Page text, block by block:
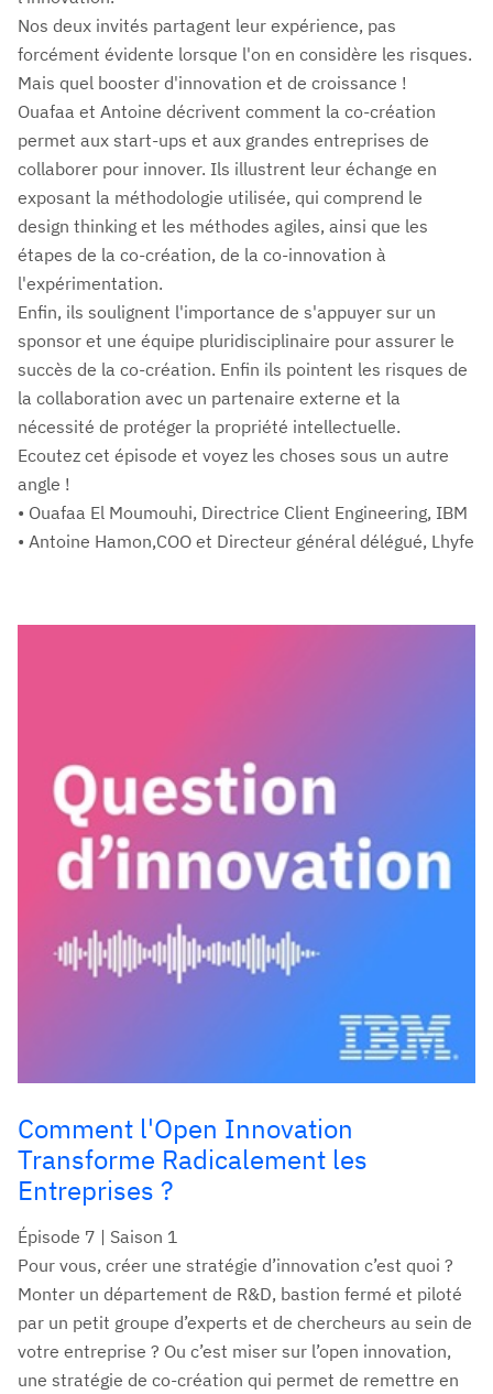
Nos deux invités partagent leur expérience, pas
forcément évidente lorsque l'on en considère les risques.
Mais quel booster d'innovation et de croissance !
Ouafaa et Antoine décrivent comment la co-création
permet aux start-ups et aux grandes entreprises de
collaborer pour innover. Ils illustrent leur échange en
exposant la méthodologie utilisée, qui comprend le
design thinking et les méthodes agiles, ainsi que les
étapes de la co-création, de la co-innovation à
l'expérimentation.
Enfin, ils soulignent l'importance de s'appuyer sur un
sponsor et une équipe pluridisciplinaire pour assurer le
succès de la co-création. Enfin ils pointent les risques de
la collaboration avec un partenaire externe et la
nécessité de protéger la propriété intellectuelle.
Ecoutez cet épisode et voyez les choses sous un autre
angle !
• Ouafaa El Moumouhi, Directrice Client Engineering, IBM
• Antoine Hamon,COO et Directeur général délégué, Lhyfe
Comment l'Open Innovation
Transforme Radicalement les
Entreprises ?
Épisode 7 | Saison 1
Pour vous, créer une stratégie d’innovation c’est quoi ?
Monter un département de R&D, bastion fermé et piloté
par un petit groupe d’experts et de chercheurs au sein de
votre entreprise ? Ou c’est miser sur l’open innovation,
une stratégie de co-création qui permet de remettre en